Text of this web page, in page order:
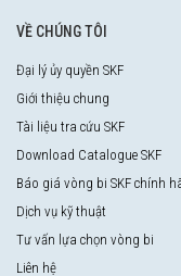
VỀ CHÚNG TÔI
Đại lý ủy quyền SKF
Giới thiệu chung
Tài liệu tra cứu SKF
Download Catalogue SKF
Báo giá vòng bi SKF chính
Dịch vụ kỹ thuật
Tư vấn lựa chọn vòng bi
Liên hệ